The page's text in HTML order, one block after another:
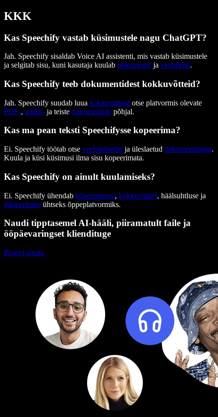
KKK
Kas Speechify vastab küsimustele nagu ChatGPT?
Jah. Speechify sisaldab Voice AI assistenti, mis vastab küsimustele
ja selgitab sisu, kuni kasutaja kuulab dokumente ja veebilehti.
Kas Speechify teeb dokumentidest kokkuvõtteid?
Jah. Speechify suudab luua kokkuvõtteid otse platvormis olevate
PDF-, artikli- ja teiste dokumentide põhjal.
Kas ma pean teksti Speechifysse kopeerima?
Ei. Speechify töötab otse veebilehtedel ja üleslaetud dokumentidega.
Kuula ja küsi küsimusi ilma sisu kopeerimata.
Kas Speechify on ainult kuulamiseks?
Ei. Speechify ühendab kõnesünteesi, kokkuvõtted, häälsuhtluse ja
dikteerimise ühtseks õppeplatvormiks.
Naudi tipptasemel AI-hääli, piiramatult faile ja
ööpäevaringset kliendituge
Proovi tasuta